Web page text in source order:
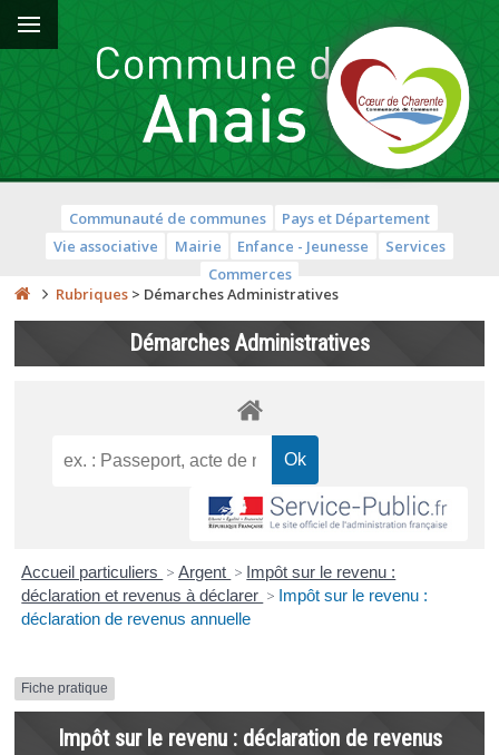
Communauté de communes
Pays et Département
Vie associative
Mairie Enfance - Jeunesse
Services
Commerces
Rubriques > Démarches Administratives
Démarches Administratives
Accueil particuliers > Argent > Impôt sur le revenu :
déclaration et revenus à déclarer > Impôt sur le revenu :
déclaration de revenus annuelle
Fiche pratique
Impôt sur le revenu : déclaration de revenus